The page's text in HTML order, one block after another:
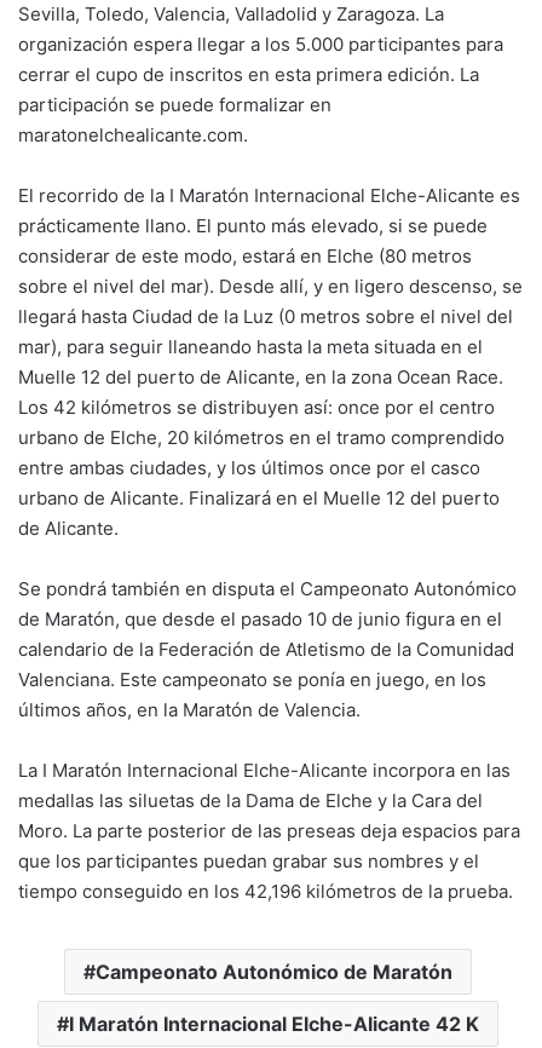
Sevilla, Toledo, Valencia, Valladolid y Zaragoza. La
organización espera llegar a los 5.000 participantes para
cerrar el cupo de inscritos en esta primera edición. La
participación se puede formalizar en
maratonelchealicante.com.
El recorrido de la I Maratón Internacional Elche-Alicante es
prácticamente llano. El punto más elevado, si se puede
considerar de este modo, estará en Elche (80 metros
sobre el nivel del mar). Desde allí, y en ligero descenso, se
llegará hasta Ciudad de la Luz (0 metros sobre el nivel del
mar), para seguir llaneando hasta la meta situada en el
Muelle 12 del puerto de Alicante, en la zona Ocean Race.
Los 42 kilómetros se distribuyen así: once por el centro
urbano de Elche, 20 kilómetros en el tramo comprendido
entre ambas ciudades, y los últimos once por el casco
urbano de Alicante. Finalizará en el Muelle 12 del puerto
de Alicante.
Se pondrá también en disputa el Campeonato Autonómico
de Maratón, que desde el pasado 10 de junio figura en el
calendario de la Federación de Atletismo de la Comunidad
Valenciana. Este campeonato se ponía en juego, en los
últimos años, en la Maratón de Valencia.
La I Maratón Internacional Elche-Alicante incorpora en las
medallas las siluetas de la Dama de Elche y la Cara del
Moro. La parte posterior de las preseas deja espacios para
que los participantes puedan grabar sus nombres y el
tiempo conseguido en los 42,196 kilómetros de la prueba.
Campeonato Autonómico de Maratón
I Maratón Internacional Elche-Alicante 42 K